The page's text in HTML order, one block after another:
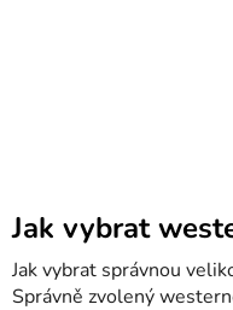
Jak vybrat
Jak vybrat správnou
Správně zvolený